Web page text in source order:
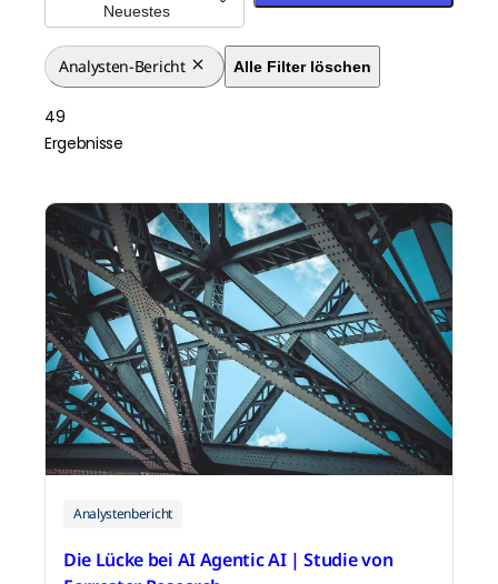
Analystenbericht
Die Lücke bei AI Agentic AI | Studie von
Neuestes
Analysten-Bericht Alle Filter löschen
49
Ergebnisse